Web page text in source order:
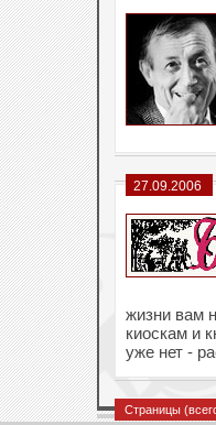
27.09.2006
жизни вам
киоскам и
уже нет -
Страницы